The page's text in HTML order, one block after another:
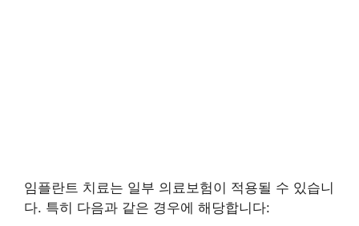
임플란트 치료는 일부 의료보험이 적용될 수 있습니
다. 특히 다음과 같은 경우에 해당합니다: